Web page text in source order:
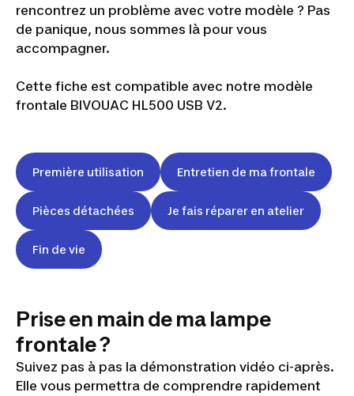
rencontrez un problème avec votre modèle ? Pas
de panique, nous sommes là pour vous
accompagner.
Cette fiche est compatible avec notre modèle
frontale BIVOUAC HL500 USB V2.
Première utilisation Entretien de ma frontale
Pièces détachées Je fais réparer en atelier
Fin de vie
Prise en main de ma lampe
frontale ?
Suivez pas à pas la démonstration vidéo ci-après.
Elle vous permettra de comprendre rapidement